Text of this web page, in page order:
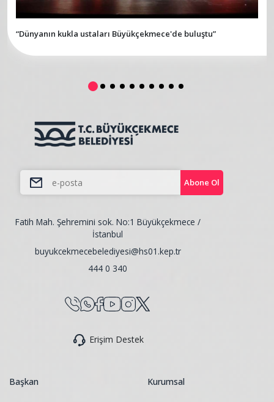
“Dünyanın kukla ustaları Büyükçekmece'de buluştu”
Abone Ol
Fatih Mah. Şehremini sok. No:1 Büyükçekmece /
İstanbul
buyukcekmecebelediyesi@hs01.kep.tr
444 0 340
Erişim Destek
Başkan Kurumsal